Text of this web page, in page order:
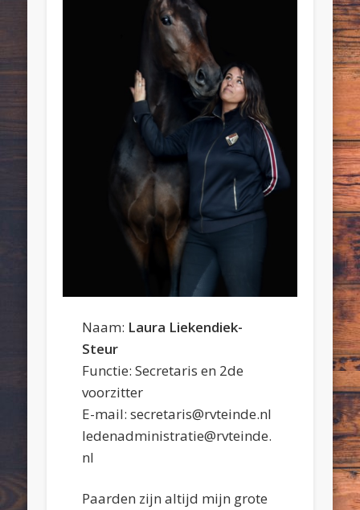
Naam: Laura Liekendiek-
Steur
Functie: Secretaris en 2de
voorzitter
E-mail: secretaris@rvteinde.nl
ledenadministratie@rvteinde.
nl
Paarden zijn altijd mijn grote